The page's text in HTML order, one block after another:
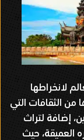
لانخراطها
من الثقافات التي
إضافة لتراث
العميقة، حيث